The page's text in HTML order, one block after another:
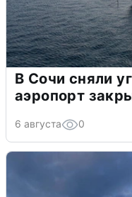
В Сочи сняли
аэропорт
6 августа 0